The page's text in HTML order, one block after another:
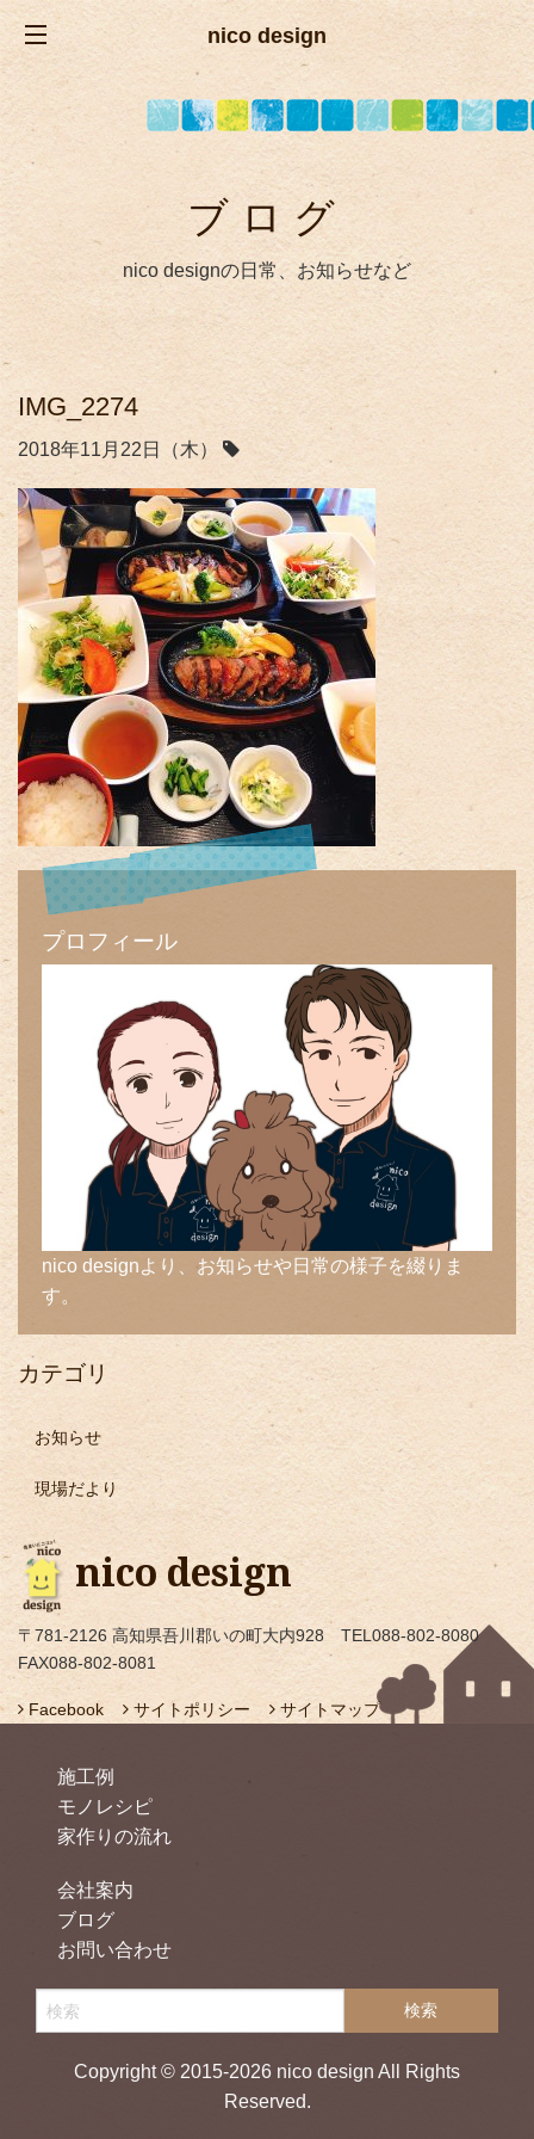
nico design
ブログ
nico designの日常、お知らせなど
IMG_2274
2018年11月22日（木）
プロフィール
nico designより、お知らせや日常の様子を綴りま
す。
カテゴリ
お知らせ
現場だより
nico design
〒781-2126 高知県吾川郡いの町大内928 TEL088-802-8080
FAX088-802-8081
Facebook サイトポリシー サイトマップ
施工例
モノレシピ
家作りの流れ
会社案内
ブログ
お問い合わせ
Copyright © 2015-2026 nico design All Rights
Reserved.